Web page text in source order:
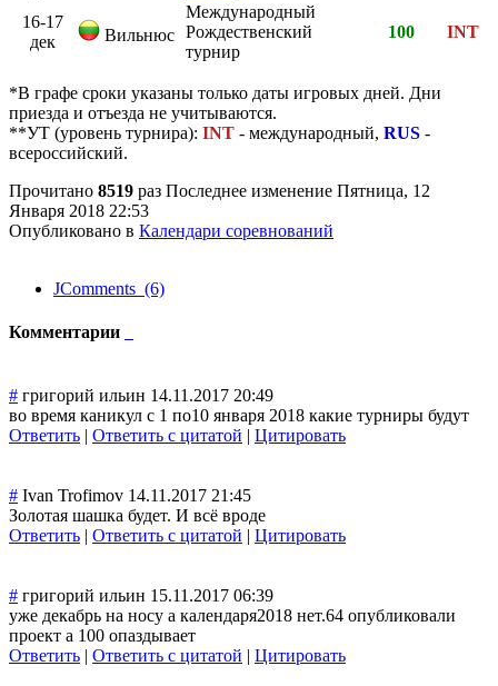
16-17
дек
Вильнюс
Международный
Рождественский
турнир
100 INT
*В графе сроки указаны только даты игровых дней. Дни
приезда и отъезда не учитываются.
**УТ (уровень турнира): INT - международный, RUS -
всероссийский.
Прочитано 8519 раз Последнее изменение Пятница, 12
Января 2018 22:53
Опубликовано в Календари соревнований
JComments (6)
Комментарии
# григорий ильин 14.11.2017 20:49
во время каникул с 1 по10 января 2018 какие турниры будут
Ответить | Ответить с цитатой | Цитировать
# Ivan Trofimov 14.11.2017 21:45
Золотая шашка будет. И всё вроде
Ответить | Ответить с цитатой | Цитировать
# григорий ильин 15.11.2017 06:39
уже декабрь на носу а календаря2018 нет.64 опубликовали
проект а 100 опаздывает
Ответить | Ответить с цитатой | Цитировать